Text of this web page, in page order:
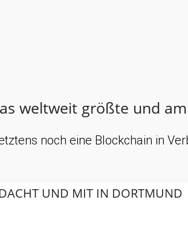
weltweit größte und
noch eine Blockchain in
UND MIT IN DORTMUND